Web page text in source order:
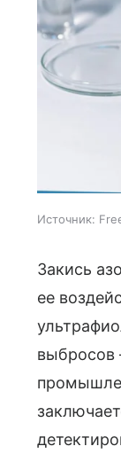
Источник:
Закись
ее
выбросов